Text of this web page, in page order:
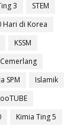
3
STEM
Hari di Korea
KSSM
SPM
Islamik
Kimia Ting 5